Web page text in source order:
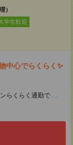
）
学生歓迎
中心でらくらく✨
らくらく通勤で ...